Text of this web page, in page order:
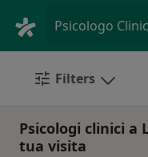
Psicologo
Filters
Psicologi clinici a
tua visita